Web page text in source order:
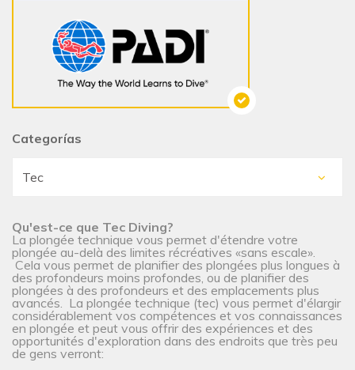
Categorías
Qu'est-ce que Tec Diving?
La plongée technique vous permet d'étendre votre
plongée au-delà des limites récréatives «sans escale».
Cela vous permet de planifier des plongées plus longues à
des profondeurs moins profondes, ou de planifier des
plongées à des profondeurs et des emplacements plus
avancés. La plongée technique (tec) vous permet d'élargir
considérablement vos compétences et vos connaissances
en plongée et peut vous offrir des expériences et des
opportunités d'exploration dans des endroits que très peu
de gens verront: